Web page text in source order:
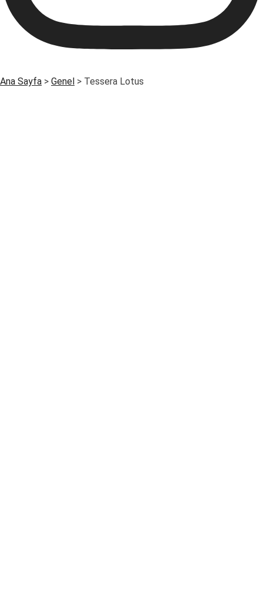
Ana Sayfa > Genel > Tessera Lotus